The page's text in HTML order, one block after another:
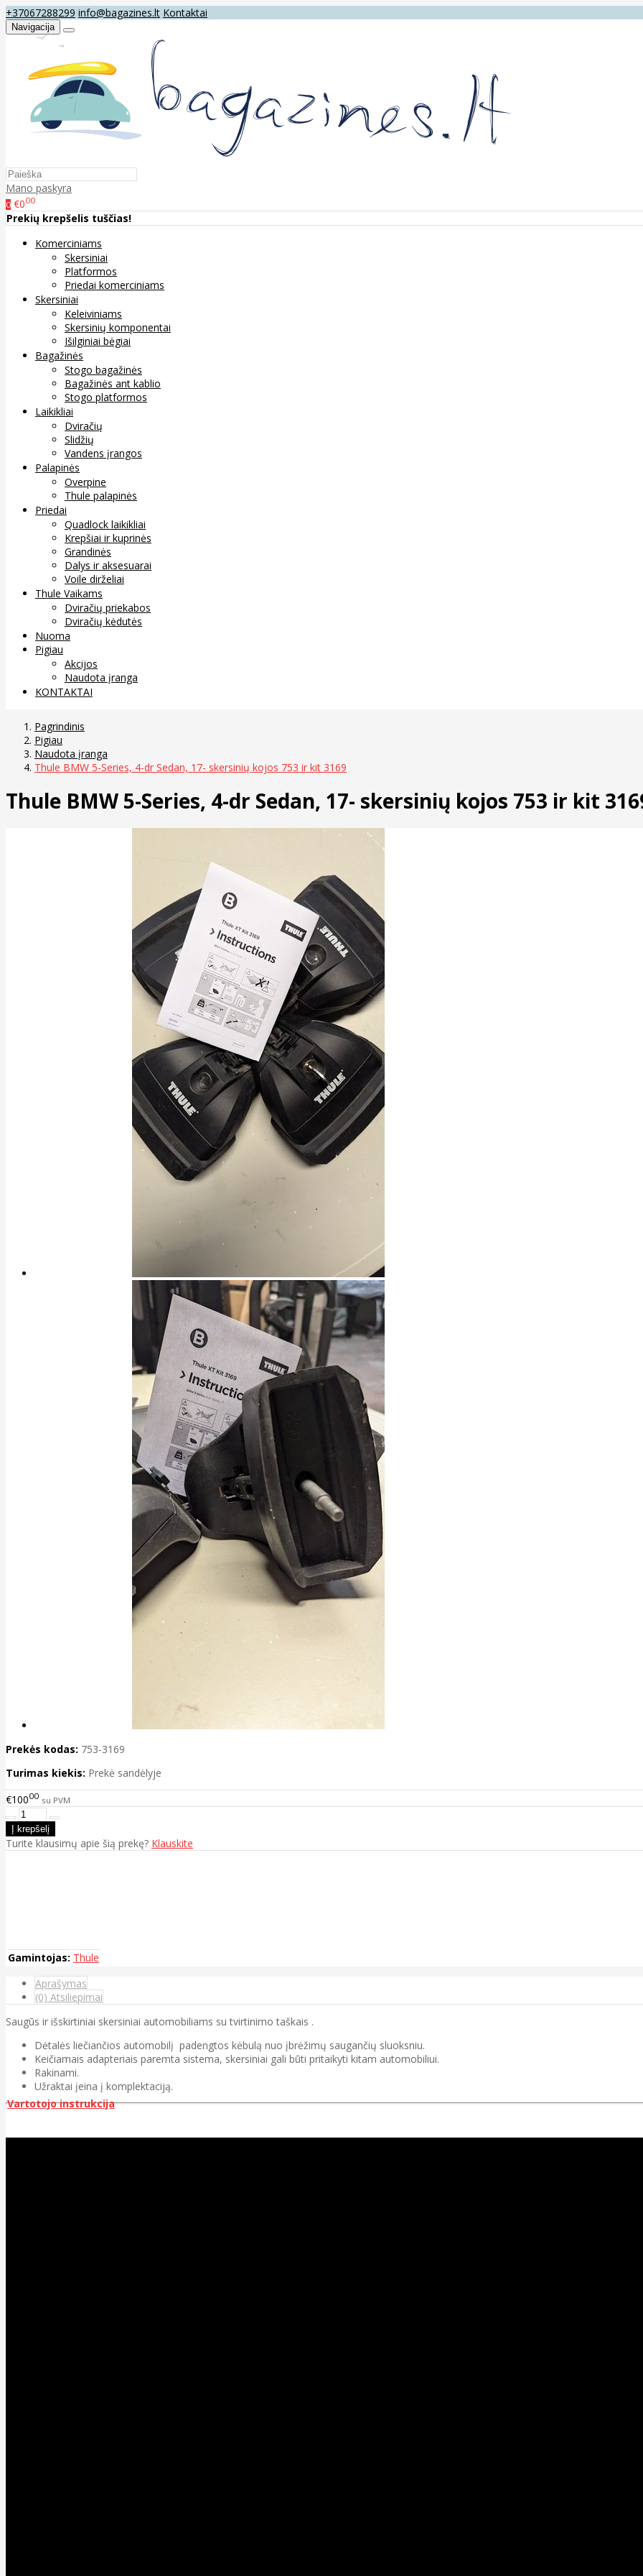
+37067288299 info@bagazines.lt Kontaktai
Navigacija
Mano paskyra
0 €000
Prekių krepšelis tuščias!
Komerciniams
Skersiniai
Platformos
Priedai komerciniams
Skersiniai
Keleiviniams
Skersinių komponentai
Išilginiai bėgiai
Bagažinės
Stogo bagažinės
Bagažinės ant kablio
Stogo platformos
Laikikliai
Dviračių
Slidžių
Vandens įrangos
Palapinės
Overpine
Thule palapinės
Priedai
Quadlock laikikliai
Krepšiai ir kuprinės
Grandinės
Dalys ir aksesuarai
Voile dirželiai
Thule Vaikams
Dviračių priekabos
Dviračių kėdutės
Nuoma
Pigiau
Akcijos
Naudota įranga
KONTAKTAI
Pagrindinis
Pigiau
Naudota įranga
Thule BMW 5-Series, 4-dr Sedan, 17- skersinių kojos 753 ir kit 3169
Thule BMW 5-Series, 4-dr Sedan, 17- skersinių kojos 753 ir kit
Prekės kodas: 753-3169
Turimas kiekis: Prekė sandėlyje
€10000 su PVM
Turite klausimų apie šią prekę? Klauskite
Gamintojas: Thule
Aprašymas
(0) Atsiliepimai
Saugūs ir išskirtiniai skersiniai automobiliams su tvirtinimo taškais .
Dėtalės liečiančios automobilį padengtos kėbulą nuo įbrėžimų saugančių sluoksniu.
Keičiamais adapteriais paremta sistema, skersiniai gali būti pritaikyti kitam automobiliui.
Rakinami.
Užraktai įeina į komplektaciją.
Vartotojo instrukcija